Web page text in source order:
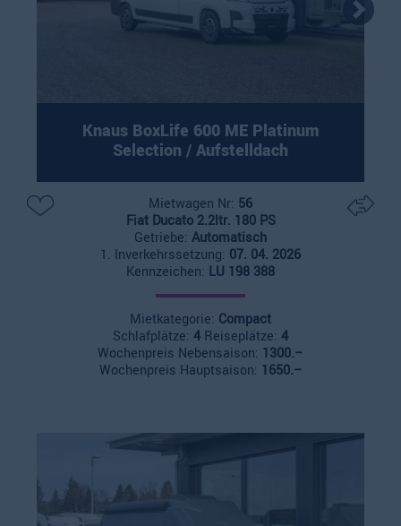
Knaus BoxLife 600 ME Platinum
Selection / Aufstelldach
Mietwagen Nr: 56
Fiat Ducato 2.2ltr. 180 PS
Getriebe: Automatisch
1. Inverkehrssetzung: 07. 04. 2026
Kennzeichen: LU 198 388
Mietkategorie: Compact
Schlafplätze: 4 Reiseplätze: 4
Wochenpreis Nebensaison: 1300.–
Wochenpreis Hauptsaison: 1650.–